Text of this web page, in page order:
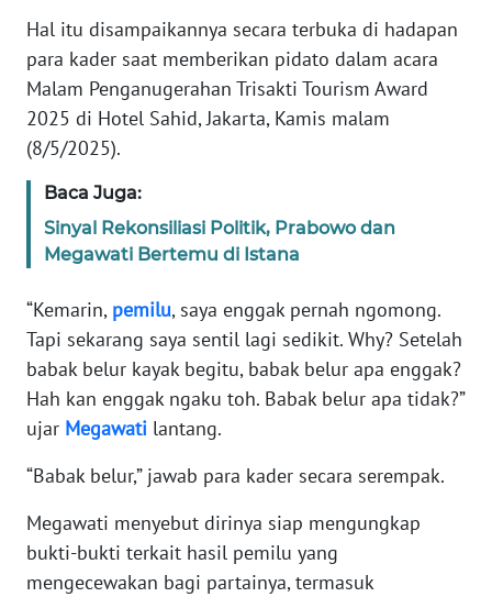
Hal itu disampaikannya secara terbuka di hadapan
para kader saat memberikan pidato dalam acara
Malam Penganugerahan Trisakti Tourism Award
2025 di Hotel Sahid, Jakarta, Kamis malam
(8/5/2025).
Baca Juga:
Sinyal Rekonsiliasi Politik, Prabowo dan
Megawati Bertemu di Istana
“Kemarin, pemilu, saya enggak pernah ngomong.
Tapi sekarang saya sentil lagi sedikit. Why? Setelah
babak belur kayak begitu, babak belur apa enggak?
Hah kan enggak ngaku toh. Babak belur apa tidak?”
ujar Megawati lantang.
“Babak belur,” jawab para kader secara serempak.
Megawati menyebut dirinya siap mengungkap
bukti-bukti terkait hasil pemilu yang
mengecewakan bagi partainya, termasuk
BERITA
KONTAK
KAMI
IKLAN
TENTANG
PEDOMAN
MEDIA
SIBER
REDAKSI
DISCLAIMER